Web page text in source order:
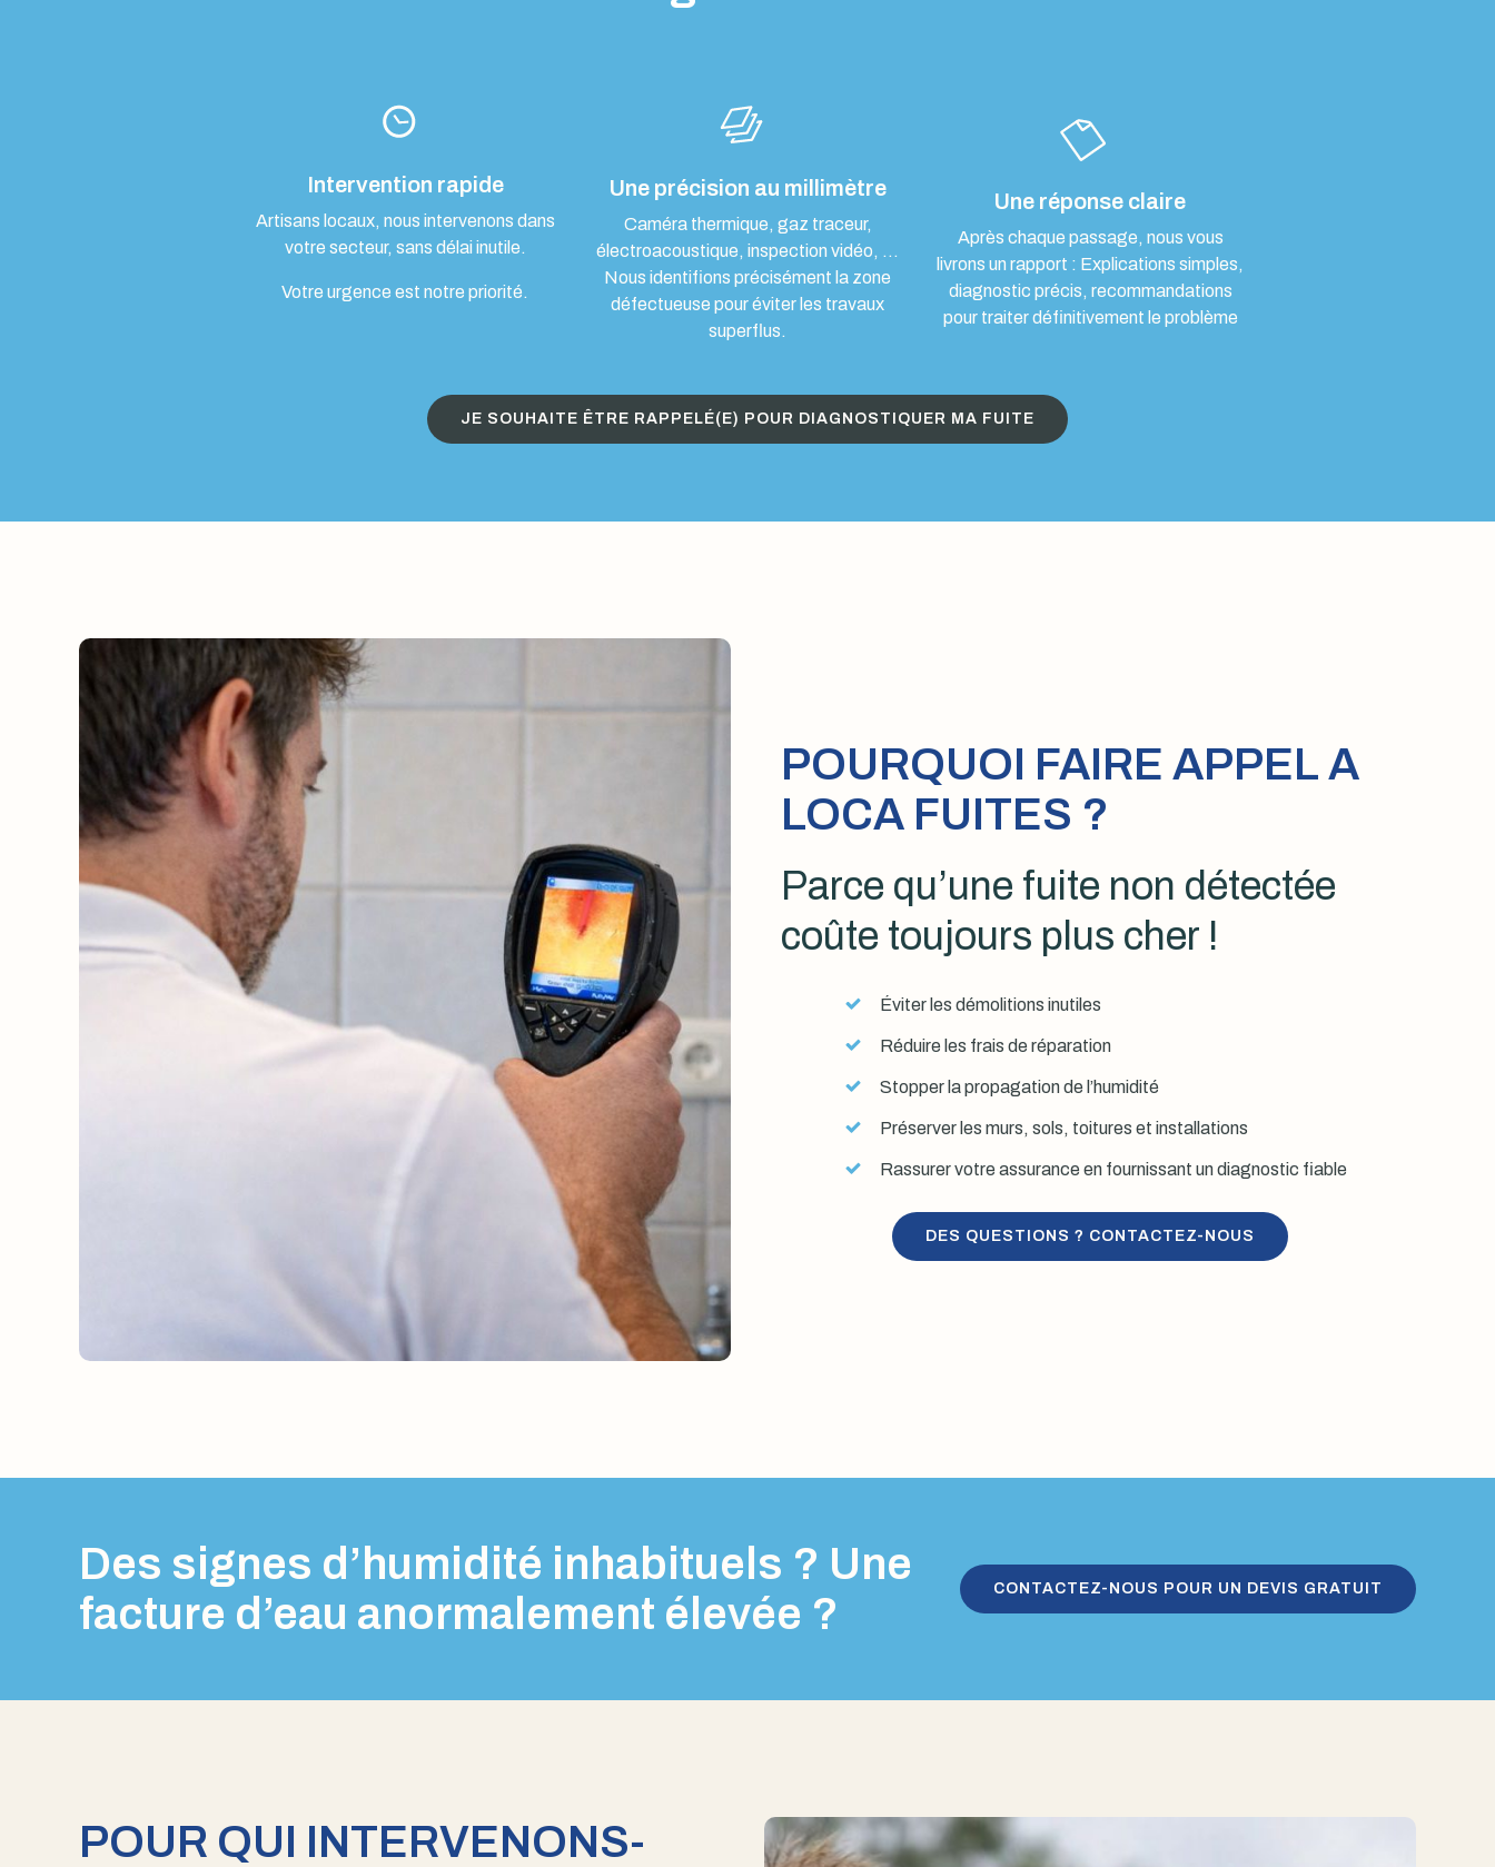
Intervention rapide
Artisans locaux, nous intervenons dans
votre secteur, sans délai inutile.
Votre urgence est notre priorité.
Une précision au millimètre
Caméra thermique, gaz traceur,
électroacoustique, inspection vidéo, …
Nous identifions précisément la zone
défectueuse pour éviter les travaux
superflus.
Une réponse claire
Après chaque passage, nous vous
livrons un rapport : Explications simples,
diagnostic précis, recommandations
pour traiter définitivement le problème
JE SOUHAITE ÊTRE RAPPELÉ(E) POUR DIAGNOSTIQUER MA FUITE
POURQUOI FAIRE APPEL A
LOCA FUITES ?
Parce qu’une fuite non détectée
coûte toujours plus cher !
Éviter les démolitions inutiles
Réduire les frais de réparation
Stopper la propagation de l’humidité
Préserver les murs, sols, toitures et installations
Rassurer votre assurance en fournissant un diagnostic fiable
DES QUESTIONS ? CONTACTEZ-NOUS
Des signes d’humidité inhabituels ? Une
facture d’eau anormalement élevée ?
CONTACTEZ-NOUS POUR UN DEVIS GRATUIT
POUR QUI INTERVENONS-